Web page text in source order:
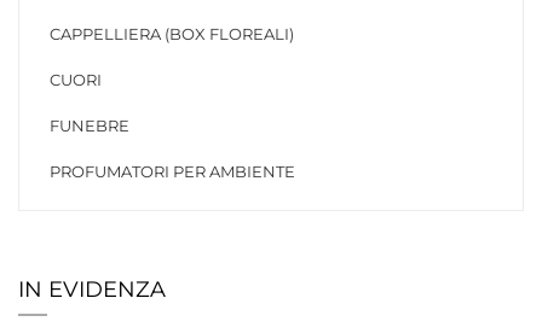
CAPPELLIERA (BOX FLOREALI)
CUORI
FUNEBRE
PROFUMATORI PER AMBIENTE
IN EVIDENZA